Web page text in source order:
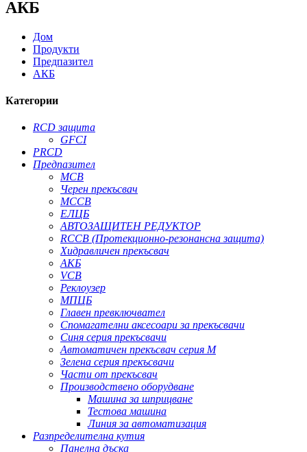
АКБ
Дом
Продукти
Предпазител
АКБ
Категории
RCD защита
GFCI
PRCD
Предпазител
MCB
Черен прекъсвач
MCCB
ЕЛЦБ
АВТОЗАЩИТЕН РЕДУКТОР
RCCB (Протекционно-резонансна защита)
Хидравличен прекъсвач
АКБ
VCB
Реклоузер
МПЦБ
Главен превключвател
Спомагателни аксесоари за прекъсвачи
Синя серия прекъсвачи
Автоматичен прекъсвач серия M
Зелена серия прекъсвачи
Части от прекъсвач
Производствено оборудване
Машина за шприцване
Тестова машина
Линия за автоматизация
Разпределителна кутия
Панелна дъска